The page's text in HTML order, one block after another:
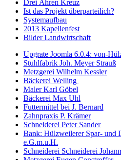
Drei Ähren Kreuz
Ist das Projekt überparteilich?
Systemaufbau
2013 Kapellenfest
Bilder Landwirtschaft
Upgrate Joomla 6.0.4: von-
Stuhlfabrik Joh. Meyer Strauß
Metzgerei Wilhelm Kessler
Bäckerei Welling
Maler Karl Göbel
Bäckerei Max Uhl
Futtermittel bei J. Bernard
Zahnpraxis P. Krämer
Schneiderei Peter Sander
Bank: Hülzweilerer Spar- und
e.G.m.u.H.
Schneiderei Schneiderei